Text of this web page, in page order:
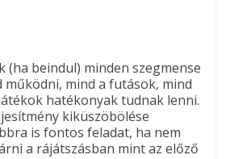
(ha beindul) minden szegmense
működni, mind a futások, mind
hatékonyak tudnak lenni.
kiküszöbölése
is fontos feladat, ha nem
a rájátszásban mint az előző